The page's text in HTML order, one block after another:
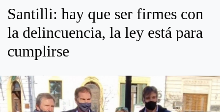
Santilli: hay que ser firmes con
la delincuencia, la ley está para
cumplirse